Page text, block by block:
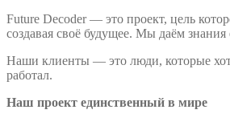
Future Decoder — это проект, цель
создавая своё будущее. Мы даём
Наши клиенты — это люди, которые
работал.
Наш проект единственный в мире